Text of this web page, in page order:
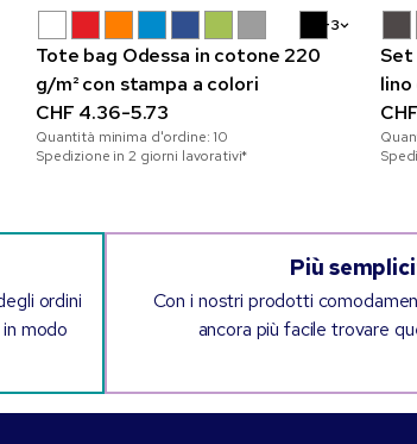
+3
Tote bag Odessa in cotone 220
g/m² con stampa a colori
CHF 4.36-5.73
Quantità minima d'ordine: 10
Spedizione in 2 giorni lavorativi*
Set
lino
ordini
modo
Più
Con i nostri prodotti
ancora più facile trovare